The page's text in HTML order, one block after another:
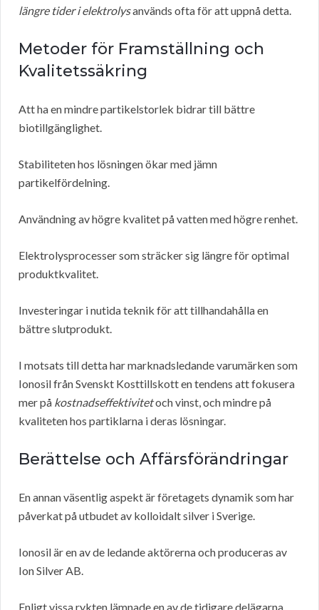
längre tider i elektrolysanvänds ofta för att uppnå detta.
Metoder för Framställning och
Kvalitetssäkring
Att ha en mindre partikelstorlek bidrar till bättre
biotillgänglighet.
Stabiliteten hos lösningen ökar med jämn
partikelfördelning.
Användning av högre kvalitet på vatten med högre renhet.
Elektrolysprocesser som sträcker sig längre för optimal
produktkvalitet.
Investeringar i nutida teknik för att tillhandahålla en
bättre slutprodukt.
I motsats till detta har marknadsledande varumärken som
Ionosil från Svenskt Kosttillskott en tendens att fokusera
mer på kostnadseffektivitetoch vinst, och mindre på
kvaliteten hos partiklarna i deras lösningar.
Berättelse och Affärsförändringar
En annan väsentlig aspekt är företagets dynamik som har
påverkat på utbudet av kolloidalt silver i Sverige.
Ionosil är en av de ledande aktörerna och produceras av
Ion Silver AB.
Enligt vissa rykten lämnade en av de tidigare delägarna,